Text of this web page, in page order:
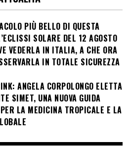
PIÙ BELLO DI QUESTA
SOLARE DEL 12 AGOSTO
VEDERLA IN ITALIA, A CHE ORA
IN TOTALE SICUREZZA
ANGELA CORPOLONGO ELETTA
SIMET, UNA NUOVA GUIDA
LA MEDICINA TROPICALE E LA